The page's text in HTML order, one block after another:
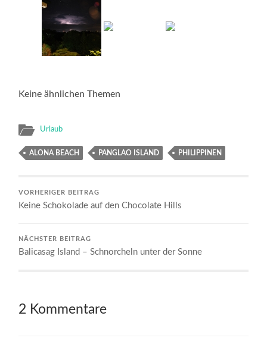
Keine ähnlichen Themen
Urlaub
ALONA BEACH PANGLAO ISLAND PHILIPPINEN
VORHERIGER BEITRAG
Keine Schokolade auf den Chocolate Hills
NÄCHSTER BEITRAG
Balicasag Island – Schnorcheln unter der Sonne
2 Kommentare